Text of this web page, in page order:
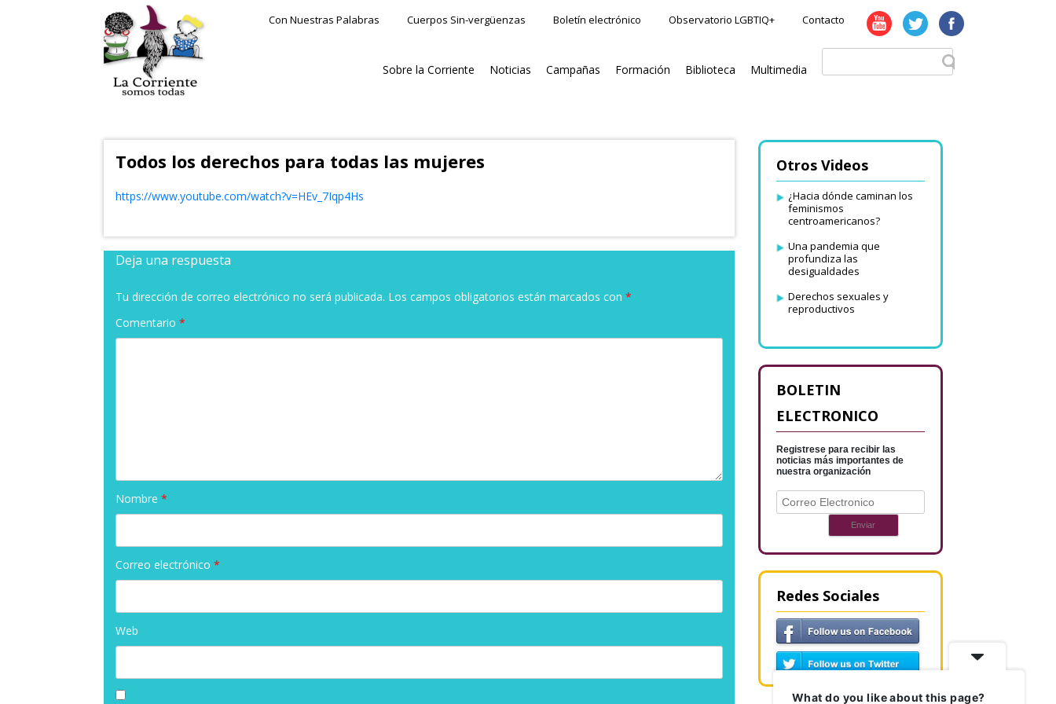
Con Nuestras Palabras Cuerpos Sin-vergüenzas Boletín electrónico Observatorio LGBTIQ+ Contacto
Sobre la Corriente Noticias Campañas Formación Biblioteca Multimedia
Todos los derechos para todas las mujeres
https://www.youtube.com/watch?v=HEv_7Iqp4Hs
Deja una respuesta
Tu dirección de correo electrónico no será publicada. Los campos obligatorios están marcados con *
Comentario *
Nombre *
Correo electrónico *
Web
Otros Videos
¿Hacia dónde caminan los
feminismos
centroamericanos?
Una pandemia que
profundiza las
desigualdades
Derechos sexuales y
reproductivos
BOLETIN
ELECTRONICO
Registrese para recibir las
noticias más importantes de
nuestra organización
Redes Sociales
What do you like about this page?